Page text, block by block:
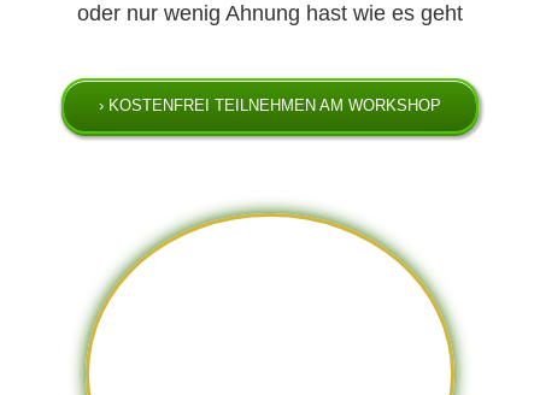
oder nur wenig Ahnung hast wie es geht
› KOSTENFREI TEILNEHMEN AM WORKSHOP